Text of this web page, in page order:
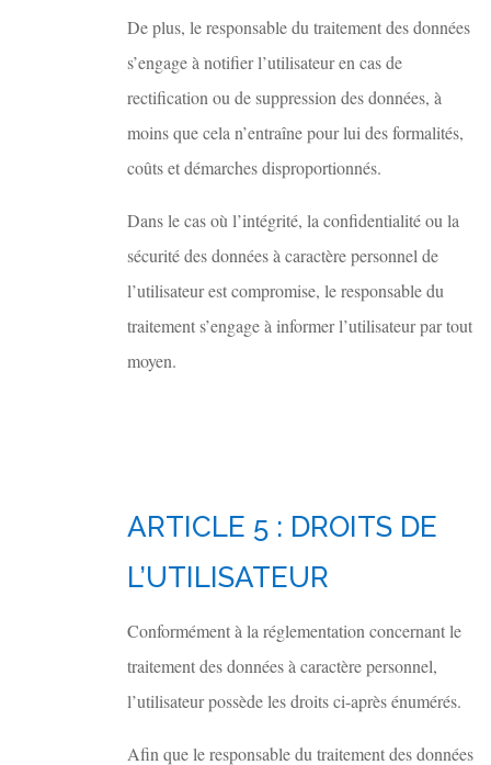
De plus, le responsable du traitement des données
s’engage à notifier l’utilisateur en cas de
rectification ou de suppression des données, à
moins que cela n’entraîne pour lui des formalités,
coûts et démarches disproportionnés.
Dans le cas où l’intégrité, la confidentialité ou la
sécurité des données à caractère personnel de
l’utilisateur est compromise, le responsable du
traitement s’engage à informer l’utilisateur par tout
moyen.
ARTICLE 5 : DROITS DE
L’UTILISATEUR
Conformément à la réglementation concernant le
traitement des données à caractère personnel,
l’utilisateur possède les droits ci-après énumérés.
Afin que le responsable du traitement des données